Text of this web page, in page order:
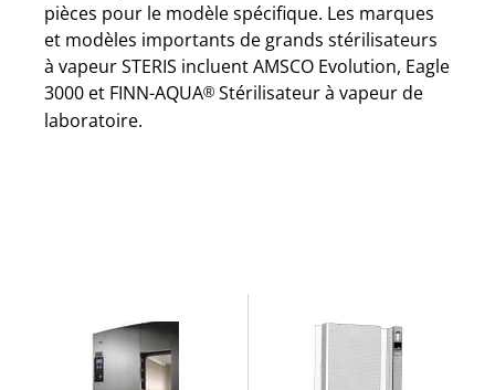
pièces pour le modèle spécifique. Les marques
et modèles importants de grands stérilisateurs
à vapeur STERIS incluent AMSCO Evolution, Eagle
3000 et FINN-AQUA® Stérilisateur à vapeur de
laboratoire.